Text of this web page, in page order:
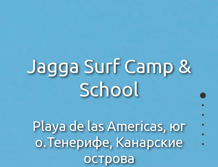
Jagga Surf Camp &
School
Playa de las Americas, юг
о.Тенерифе, Канарские
острова